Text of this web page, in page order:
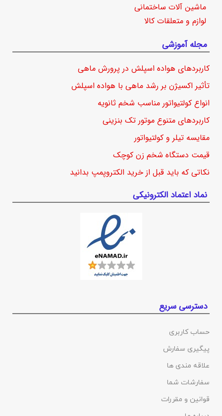
ماشین آلات ساختمانی
لوازم و متعلقات کالا
مجله آموزشی
کاربردهای هواده اسپلش در پرورش ماهی
تأثیر اکسیژن بر رشد ماهی با هواده اسپلش
انواع کولتیواتور مناسب شخم ثانویه
کاربردهای متنوع موتور تک بنزینی
مقایسه تیلر و کولتیواتور
قیمت دستگاه شخم زن کوچک
نکاتی که باید قبل از خرید الکتروپمپ بدانید
نماد اعتماد الکترونیکی
دسترسی سریع
حساب کاربری
پیگیری سفارش
علاقه مندی ها
سفارشات شما
قوانین و مقررات